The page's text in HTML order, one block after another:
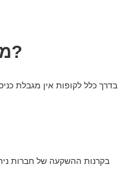
מהו ההון המינימלי להשקעה בקרן השקעות?
בדרך כלל לקופות אין מגבלת
בקרנות ההשקעה של חברות